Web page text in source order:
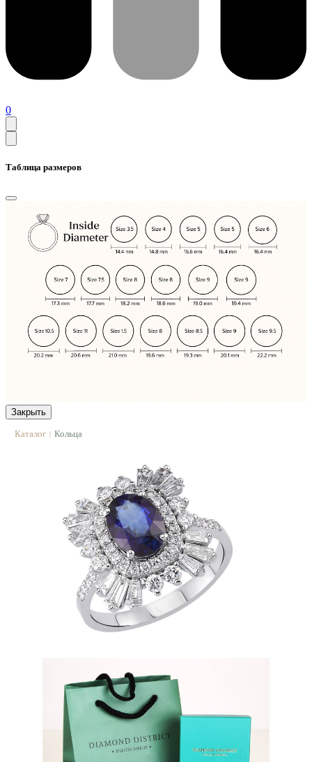
0
Таблица размеров
Закрыть
Каталог | Кольца